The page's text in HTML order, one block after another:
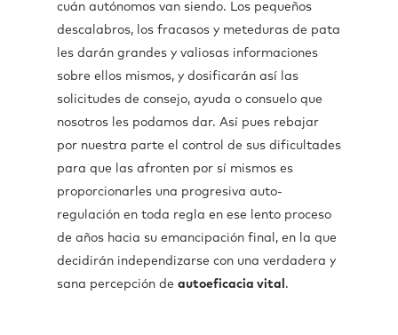
cuán autónomos van siendo. Los pequeños
descalabros, los fracasos y meteduras de pata
les darán grandes y valiosas informaciones
sobre ellos mismos, y dosificarán así las
solicitudes de consejo, ayuda o consuelo que
nosotros les podamos dar. Así pues rebajar
por nuestra parte el control de sus dificultades
para que las afronten por sí mismos es
proporcionarles una progresiva auto-
regulación en toda regla en ese lento proceso
de años hacia su emancipación final, en la que
decidirán independizarse con una verdadera y
sana percepción de autoeficacia vital .